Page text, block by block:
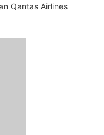
Qantas Airlines